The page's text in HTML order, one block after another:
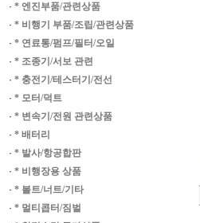
· * 엔진부품/관련상품
· * 비행기 부품/조립/관련상품
· * 연료통/펌프/필터/오일
· * 조종기/서보 관련
· * 충전기/테스터기/전선
· * 모터/덕트
· * 변속기/전원 관련상품
· * 배터리
· * 발사/항공합판
· * 비행장용 상품
· * 볼트/너트/기타
· * 멀티콥터/짐벌